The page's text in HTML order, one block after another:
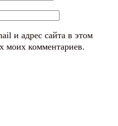
и адрес сайта в этом
моих комментариев.